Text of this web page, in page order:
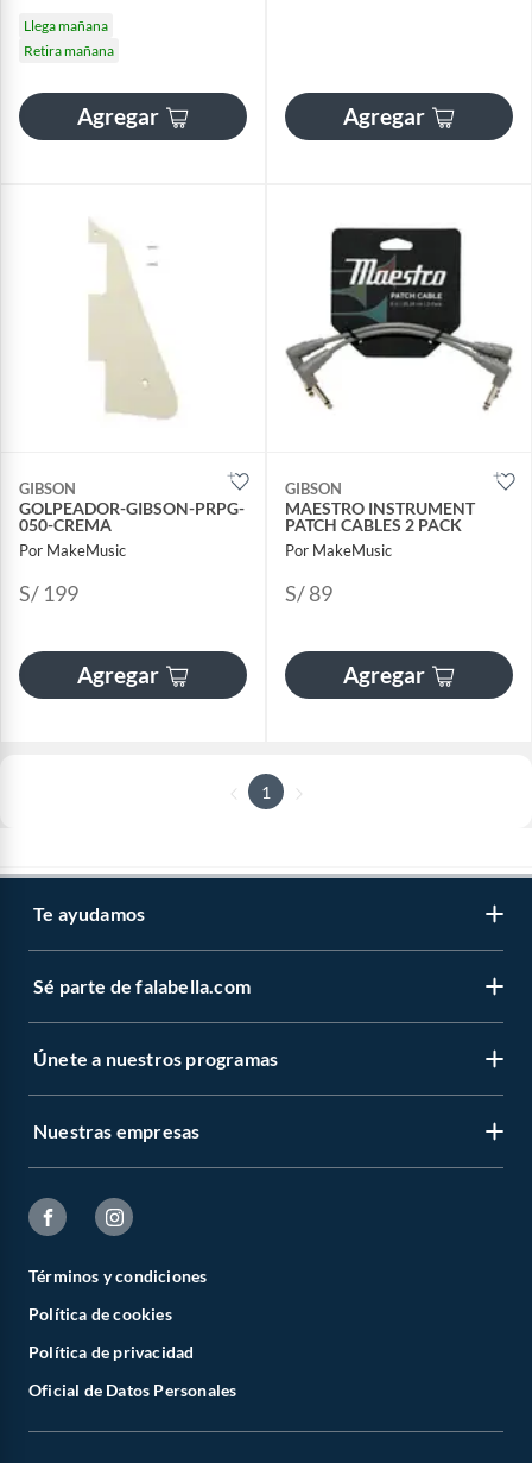
Llega mañana
Retira mañana
Agregar Agregar
GIBSON
GOLPEADOR-GIBSON-PRPG-
050-CREMA
Por MakeMusic
S/ 199
Agregar
GIBSON
MAESTRO INSTRUMENT
PATCH CABLES 2 PACK
Por MakeMusic
S/ 89
Agregar
1
Te ayudamos
Sé parte de falabella.com
Únete a nuestros programas
Nuestras empresas
Términos y condiciones
Política de cookies
Política de privacidad
Oficial de Datos Personales